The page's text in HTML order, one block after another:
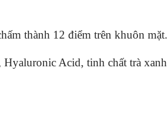
thành 12 điểm trên khuôn
Acid, tinh chất trà